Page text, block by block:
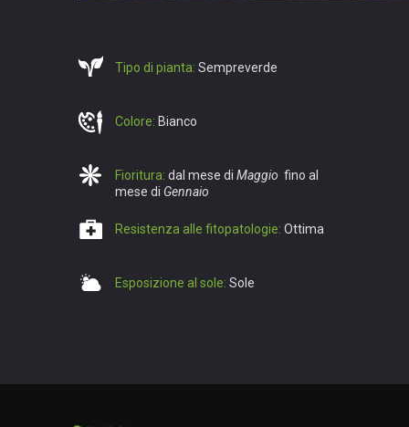
Tipo di pianta: Sempreverde
Colore: Bianco
Fioritura: dal mese di Maggio fino al
mese di Gennaio
Resistenza alle fitopatologie: Ottima
Esposizione al sole: Sole